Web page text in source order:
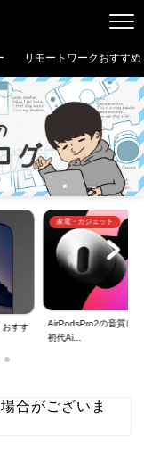
リモートワークおすすめ
すす
家電・ガジェット
AirPodsPro2の音質レ
初代Ai...
合がございま